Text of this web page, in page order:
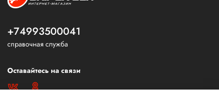
+74993500041
справочная служба
Оставайтесь на связи